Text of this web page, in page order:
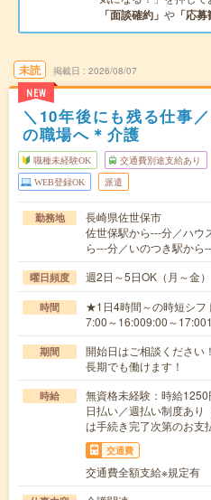
「面談確約」 や 「応募
未読
NEW
掲載日 2026/08/07
＼10年後にも残る仕事
の職場へ＊介護
職種未経験OK 交通費別途支給あり
WEB登録OK 派遣
勤務地
長崎県佐世保市
佐世保駅から---分／ハウ
ら---分／いのつき駅から
曜日頻度 週2日～5日OK（月～
時間
★1日4時間～の時短シフ
7:00～16:009:00～
期間
開始日はご相談くださ
長期でも働けます！
時給
無資格未経験：時給
日払い／週払い制度あり
は手続き完了次第のお支
交通費
交通費全額支給※規定有